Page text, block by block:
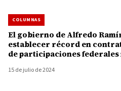
COLUMNAS
El gobierno de Alfredo Ramírez Bedolla está por
establecer récord en
de participaciones
15 de julio de 2024